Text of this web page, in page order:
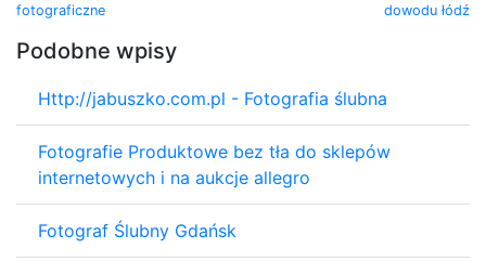
fotograficzne
dowodu łódź
Podobne wpisy
Http://jabuszko.com.pl - Fotografia ślubna
Fotografie Produktowe bez tła do sklepów
internetowych i na aukcje allegro
Fotograf Ślubny Gdańsk